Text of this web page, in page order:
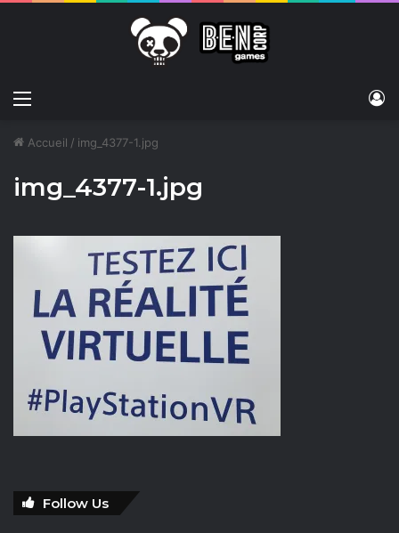
Accueil / img_4377-1.jpg
img_4377-1.jpg
Follow Us